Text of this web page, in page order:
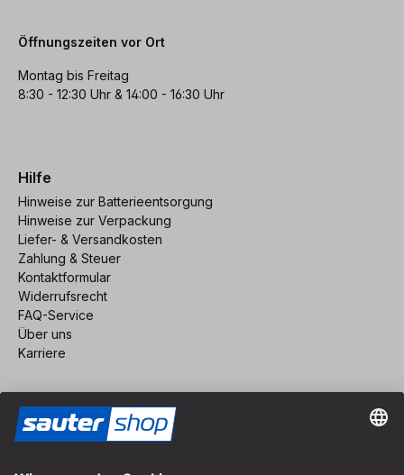
Öffnungszeiten vor Ort
Montag bis Freitag
8:30 - 12:30 Uhr & 14:00 - 16:30 Uhr
Hilfe
Hinweise zur Batterieentsorgung
Hinweise zur Verpackung
Liefer- & Versandkosten
Zahlung & Steuer
Kontaktformular
Widerrufsrecht
FAQ-Service
Über uns
Karriere